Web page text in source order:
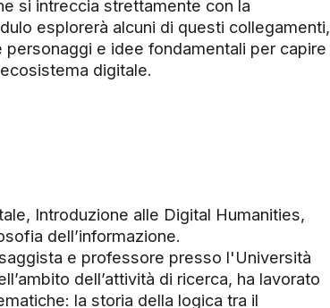
si intreccia strettamente con la
esplorerà alcuni di questi collegamenti,
e idee fondamentali per capire
digitale.
Introduzione alle Digital Humanities,
dell’informazione.
e professore presso l'Università
dell’attività di ricerca, ha lavorato
la storia della logica tra il